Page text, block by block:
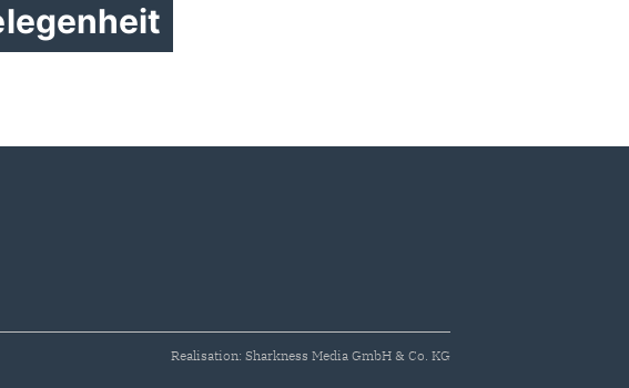
Realisation: Sharkness Media GmbH & Co. KG